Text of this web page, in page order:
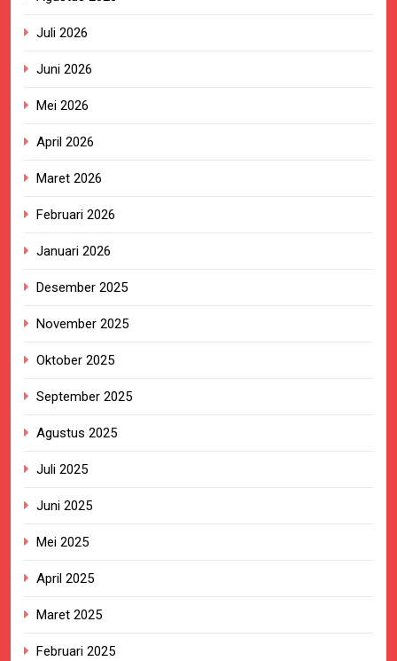
Juli 2026
Juni 2026
Mei 2026
April 2026
Maret 2026
Februari 2026
Januari 2026
Desember 2025
November 2025
Oktober 2025
September 2025
Agustus 2025
Juli 2025
Juni 2025
Mei 2025
April 2025
Maret 2025
Februari 2025